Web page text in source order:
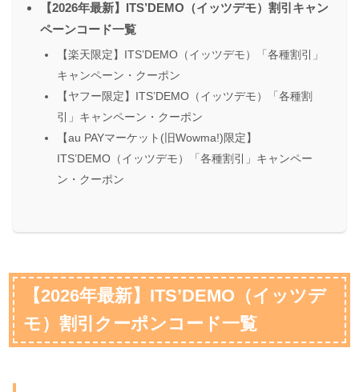
【2026年最新】ITS’DEMO（イッツデモ）割引キャン
ペーンコード一覧
【楽天限定】ITS’DEMO（イッツデモ）「各種割引」
キャンペーン・クーポン
【ヤフー限定】ITS’DEMO（イッツデモ）「各種割
引」キャンペーン・クーポン
【au PAYマーケット(旧Wowma!)限定】
ITS’DEMO（イッツデモ）「各種割引」キャンペー
ン・クーポン
【2026年最新】ITS’DEMO（イッツデ
モ）割引クーポンコード一覧